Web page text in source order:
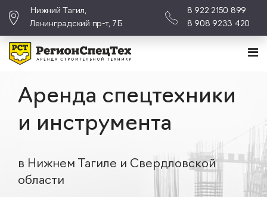
Нижний Тагил,
Ленинградский пр-т, 7Б
8 922 2150 899
8 908 9233 420
Аренда спецтехники
и инструмента
в Нижнем Тагиле и Свердловской
области